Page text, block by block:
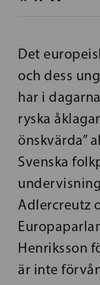
Det
och dess
har i
ryska
önskvärda”
Svenska
Adlercreutz
Henriksson
är inte